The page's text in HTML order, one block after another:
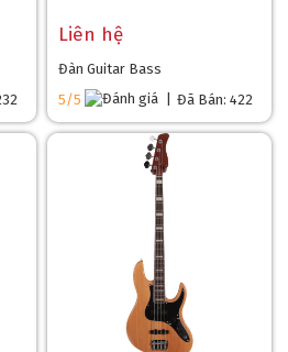
Liên hệ
Đàn Guitar Bass
5/5
Đã Bán: 422